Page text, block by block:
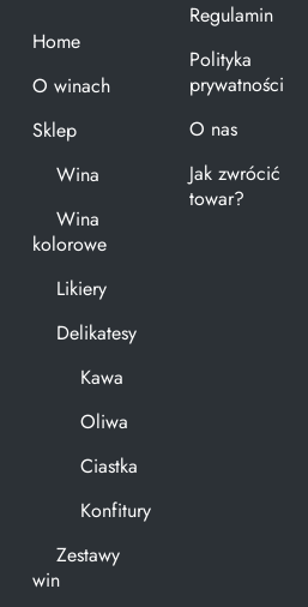
Home
O winach
Sklep
Wina
Wina
kolorowe
Likiery
Delikatesy
Kawa
Oliwa
Ciastka
Konfitury
Zestawy
win
Regulamin
Polityka
prywatności
O nas
Jak zwrócić
towar?